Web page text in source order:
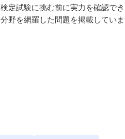
検定試験に挑む前に実力を確認で
分野を網羅した問題を掲載していま